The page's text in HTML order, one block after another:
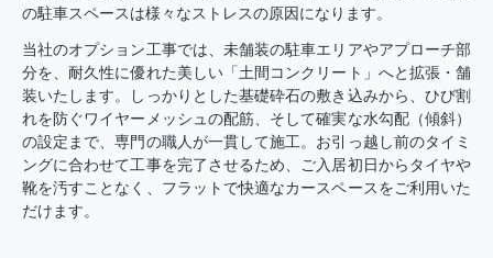
の駐車スペースは様々なストレスの原因になります。
当社のオプション工事では、未舗装の駐車エリアやアプローチ部
分を、耐久性に優れた美しい「土間コンクリート」へと拡張・舗
装いたします。しっかりとした基礎砕石の敷き込みから、ひび割
れを防ぐワイヤーメッシュの配筋、そして確実な水勾配（傾斜）
の設定まで、専門の職人が一貫して施工。お引っ越し前のタイミ
ングに合わせて工事を完了させるため、ご入居初日からタイヤや
靴を汚すことなく、フラットで快適なカースペースをご利用いた
だけます。